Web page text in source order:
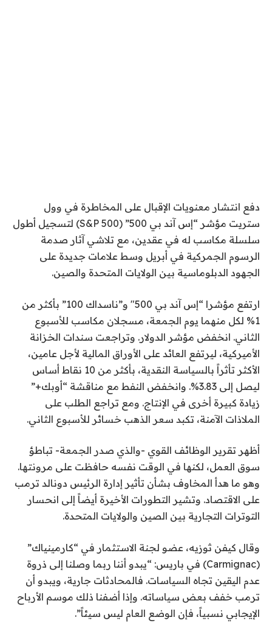
دفع انتشار معنويات الإقبال على المخاطرة في وول
ستريت مؤشر “إس آند بي 500” (S&P 500) لتسجيل أطول
سلسلة مكاسب له في عقدين، مع تلاشي آثار صدمة
الرسوم الجمركية في أبريل وسط علامات جديدة على
الجهود الدبلوماسية بين الولايات المتحدة والصين.
ارتفع مؤشرا “إس آند بي 500″ و”ناسداك 100” بأكثر من
1% لكل منهما يوم الجمعة، مسجلان مكاسب للأسبوع
الثاني. انخفض مؤشر الدولار. وتراجعت سندات الخزانة
الأميركية، ليرتفع العائد على الأوراق المالية لأجل عامين،
الأكثر تأثراً بالسياسة النقدية، بأكثر من 10 نقاط أساس
ليصل إلى 3.83%. وانخفض النفط مع مناقشة “أوبك+”
زيادة كبيرة أخرى في الإنتاج. ومع تراجع الطلب على
الملاذات الآمنة، تكبد سعر الذهب خسائر للأسبوع الثاني.
أظهر تقرير الوظائف القوي -والذي صدر الجمعة- تباطؤ
سوق العمل، لكنها في الوقت نفسه حافظت على مرونتها.
وهو ما هدأ المخاوف بشأن تأثير إدارة الرئيس دونالد ترمب
على الاقتصاد. وتشير التطورات الأخيرة أيضاً إلى انحسار
التوترات التجارية بين الصين والولايات المتحدة.
وقال كيفن ثوزيه، عضو لجنة الاستثمار في “كارمينياك”
(Carmignac) في باريس: “يبدو أننا ربما وصلنا إلى ذروة
عدم اليقين تجاه السياسات. فالمحادثات جارية، ويبدو أن
ترمب خفف بعض سياساته. وإذا أضفنا ذلك موسم الأرباح
الإيجابي نسبياً، فإن الوضع العام ليس سيئاً”.